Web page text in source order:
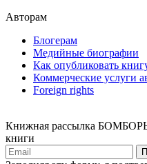
Авторам
Блогерам
Медийные биографии
Как опубликовать
Коммерческие услуги
Foreign rights
Книжная рассылка
книги